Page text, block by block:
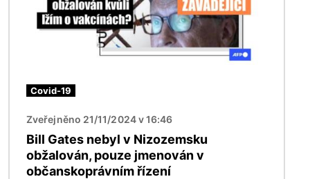
Covid-19
Zveřejněno 21/11/2024 v 16:46
Bill Gates nebyl v Nizozemsku
obžalován, pouze jmenován v
občanskoprávním řízení